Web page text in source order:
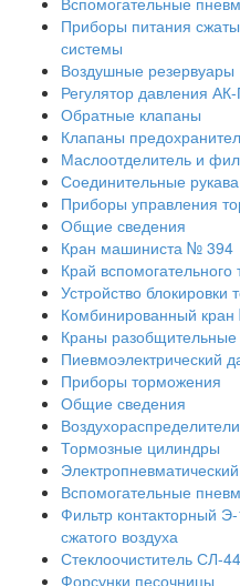
Приборы питания
системы
Воздушные резервуары
Регулятор давления
Обратные клапаны
Клапаны
Маслоотделитель и
Соединительные рукава
Приборы управления
Общие сведения
Кран машиниста № 394
Край
Устройство
Комбинированный
Краны
Пиевмоэлектрический
Приборы торможения
Общие сведения
Тормозные цилиндры
Вспомогательные
Фильтр контакторный
сжатого воздуха
Стеклоочиститель СЛ-
Форсунки песочницы